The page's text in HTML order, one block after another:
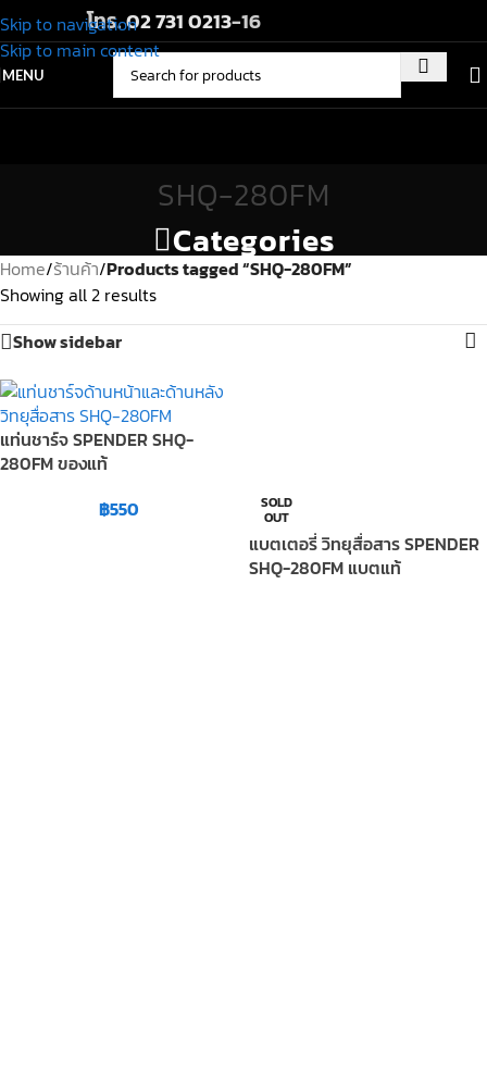
Skip to navigation
Skip to main content
โทร.02 731 0213-16
MENU
SHQ-280FM
Categories
Home/ร้านค้า/Products tagged “SHQ-280FM”
Showing all 2 results
Show sidebar
แท่นชาร์จ SPENDER SHQ-
280FM ของแท้
฿550 SOLD
OUT
แบตเตอรี่ วิทยุสื่อสาร SPENDER
SHQ-280FM แบตแท้